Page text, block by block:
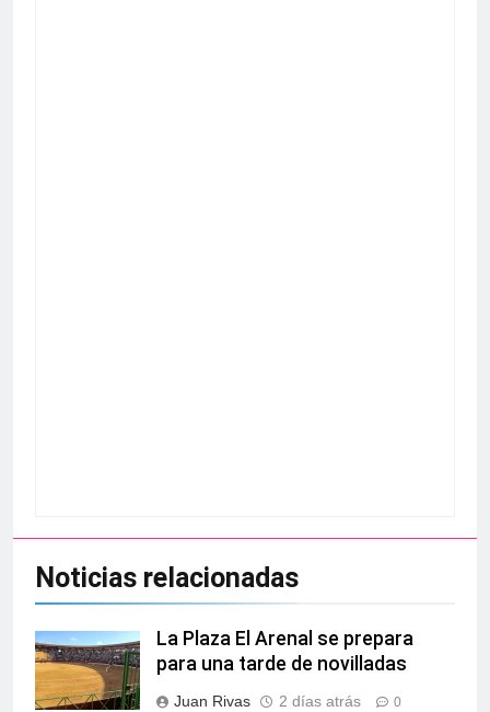
Noticias relacionadas
La Plaza El Arenal se prepara
para una tarde de novilladas
Juan Rivas 2 días atrás 0